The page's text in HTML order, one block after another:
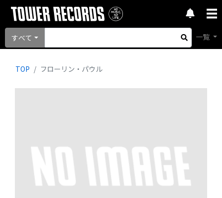
すべて 一覧
TOP フローリン・パウル